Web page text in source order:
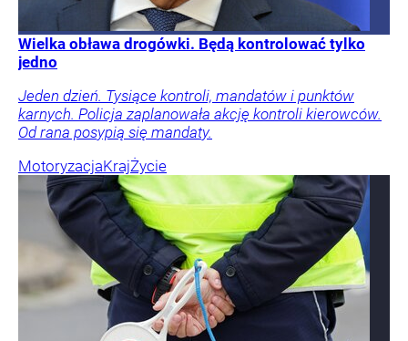
Wielka obława drogówki. Będą kontrolować tylko
jedno
Jeden dzień. Tysiące kontroli, mandatów i punktów
karnych. Policja zaplanowała akcję kontroli kierowców.
Od rana posypią się mandaty.
MotoryzacjaKrajŻycie